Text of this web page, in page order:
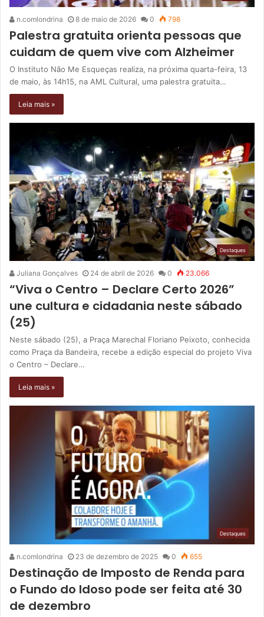
n.comlondrina 8 de maio de 2026 0 798
Palestra gratuita orienta pessoas que
cuidam de quem vive com Alzheimer
O Instituto Não Me Esqueças realiza, na próxima quarta-feira, 13
de maio, às 14h15, na AML Cultural, uma palestra gratuita…
Leia mais »
Destaques
Juliana Gonçalves 24 de abril de 2026 0 23.066
“Viva o Centro – Declare Certo 2026”
une cultura e cidadania neste sábado
(25)
Neste sábado (25), a Praça Marechal Floriano Peixoto, conhecida
como Praça da Bandeira, recebe a edição especial do projeto Viva
o Centro – Declare…
Leia mais »
Destaques
n.comlondrina 23 de dezembro de 2025 0 655
Destinação de Imposto de Renda para
o Fundo do Idoso pode ser feita até 30
de dezembro